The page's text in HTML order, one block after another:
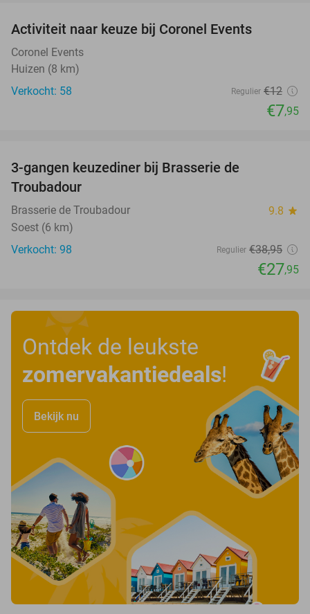
Activiteit naar keuze bij Coronel Events
Coronel Events
Huizen (8 km)
Verkocht: 58
Regulier €12
€7,95
3-gangen keuzediner bij Brasserie de
Troubadour
Brasserie de Troubadour 9.8 star
Soest (6 km)
Verkocht: 98
Regulier €38,95
€27,95
Ontdek de leukste
zomervakantiedeals!
Bekijk nu